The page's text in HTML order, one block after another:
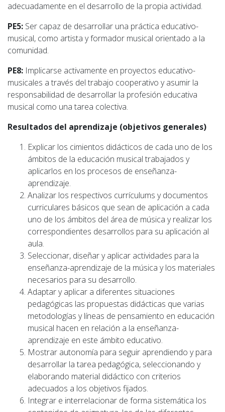
adecuadamente en el desarrollo de la propia actividad.
PE5: Ser capaz de desarrollar una práctica educativo-
musical, como artista y formador musical orientado a la
comunidad.
PE8: Implicarse activamente en proyectos educativo-
musicales a través del trabajo cooperativo y asumir la
responsabilidad de desarrollar la profesión educativa
musical como una tarea colectiva.
Resultados del aprendizaje (objetivos generales)
Explicar los cimientos didácticos de cada uno de los
ámbitos de la educación musical trabajados y
aplicarlos en los procesos de enseñanza-
aprendizaje.
Analizar los respectivos currículums y documentos
curriculares básicos que sean de aplicación a cada
uno de los ámbitos del área de música y realizar los
correspondientes desarrollos para su aplicación al
aula.
Seleccionar, diseñar y aplicar actividades para la
enseñanza-aprendizaje de la música y los materiales
necesarios para su desarrollo.
Adaptar y aplicar a diferentes situaciones
pedagógicas las propuestas didácticas que varias
metodologías y líneas de pensamiento en educación
musical hacen en relación a la enseñanza-
aprendizaje en este ámbito educativo.
Mostrar autonomía para seguir aprendiendo y para
desarrollar la tarea pedagógica, seleccionando y
elaborando material didáctico con criterios
adecuados a los objetivos fijados.
Integrar e interrelacionar de forma sistemática los